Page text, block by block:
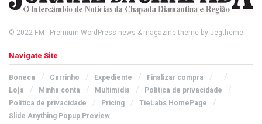
© 2022 FM - Premium WordPress news & magazine theme by Jegtheme.
Navigate Site
Boneca Carrinho Expediente
Finalizar compra
Loja
Minha conta Multimídia
Política de privacidade
Política de privacidade
Pricing
TieLabs HomePage
Slide Anything Popup Preview